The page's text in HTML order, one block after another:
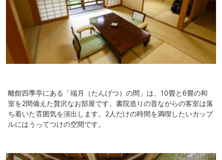
離館四季亭にある「端月（たんげつ）の間」は、10畳と6畳の和
室を2間備えた贅沢なお部屋です。書院造りの昔ながらの客室は落
ち着いた雰囲気を演出します。2人だけの時間を満喫したいカップ
ルにはうってつけの空間です。